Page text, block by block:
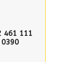
461 111
0390